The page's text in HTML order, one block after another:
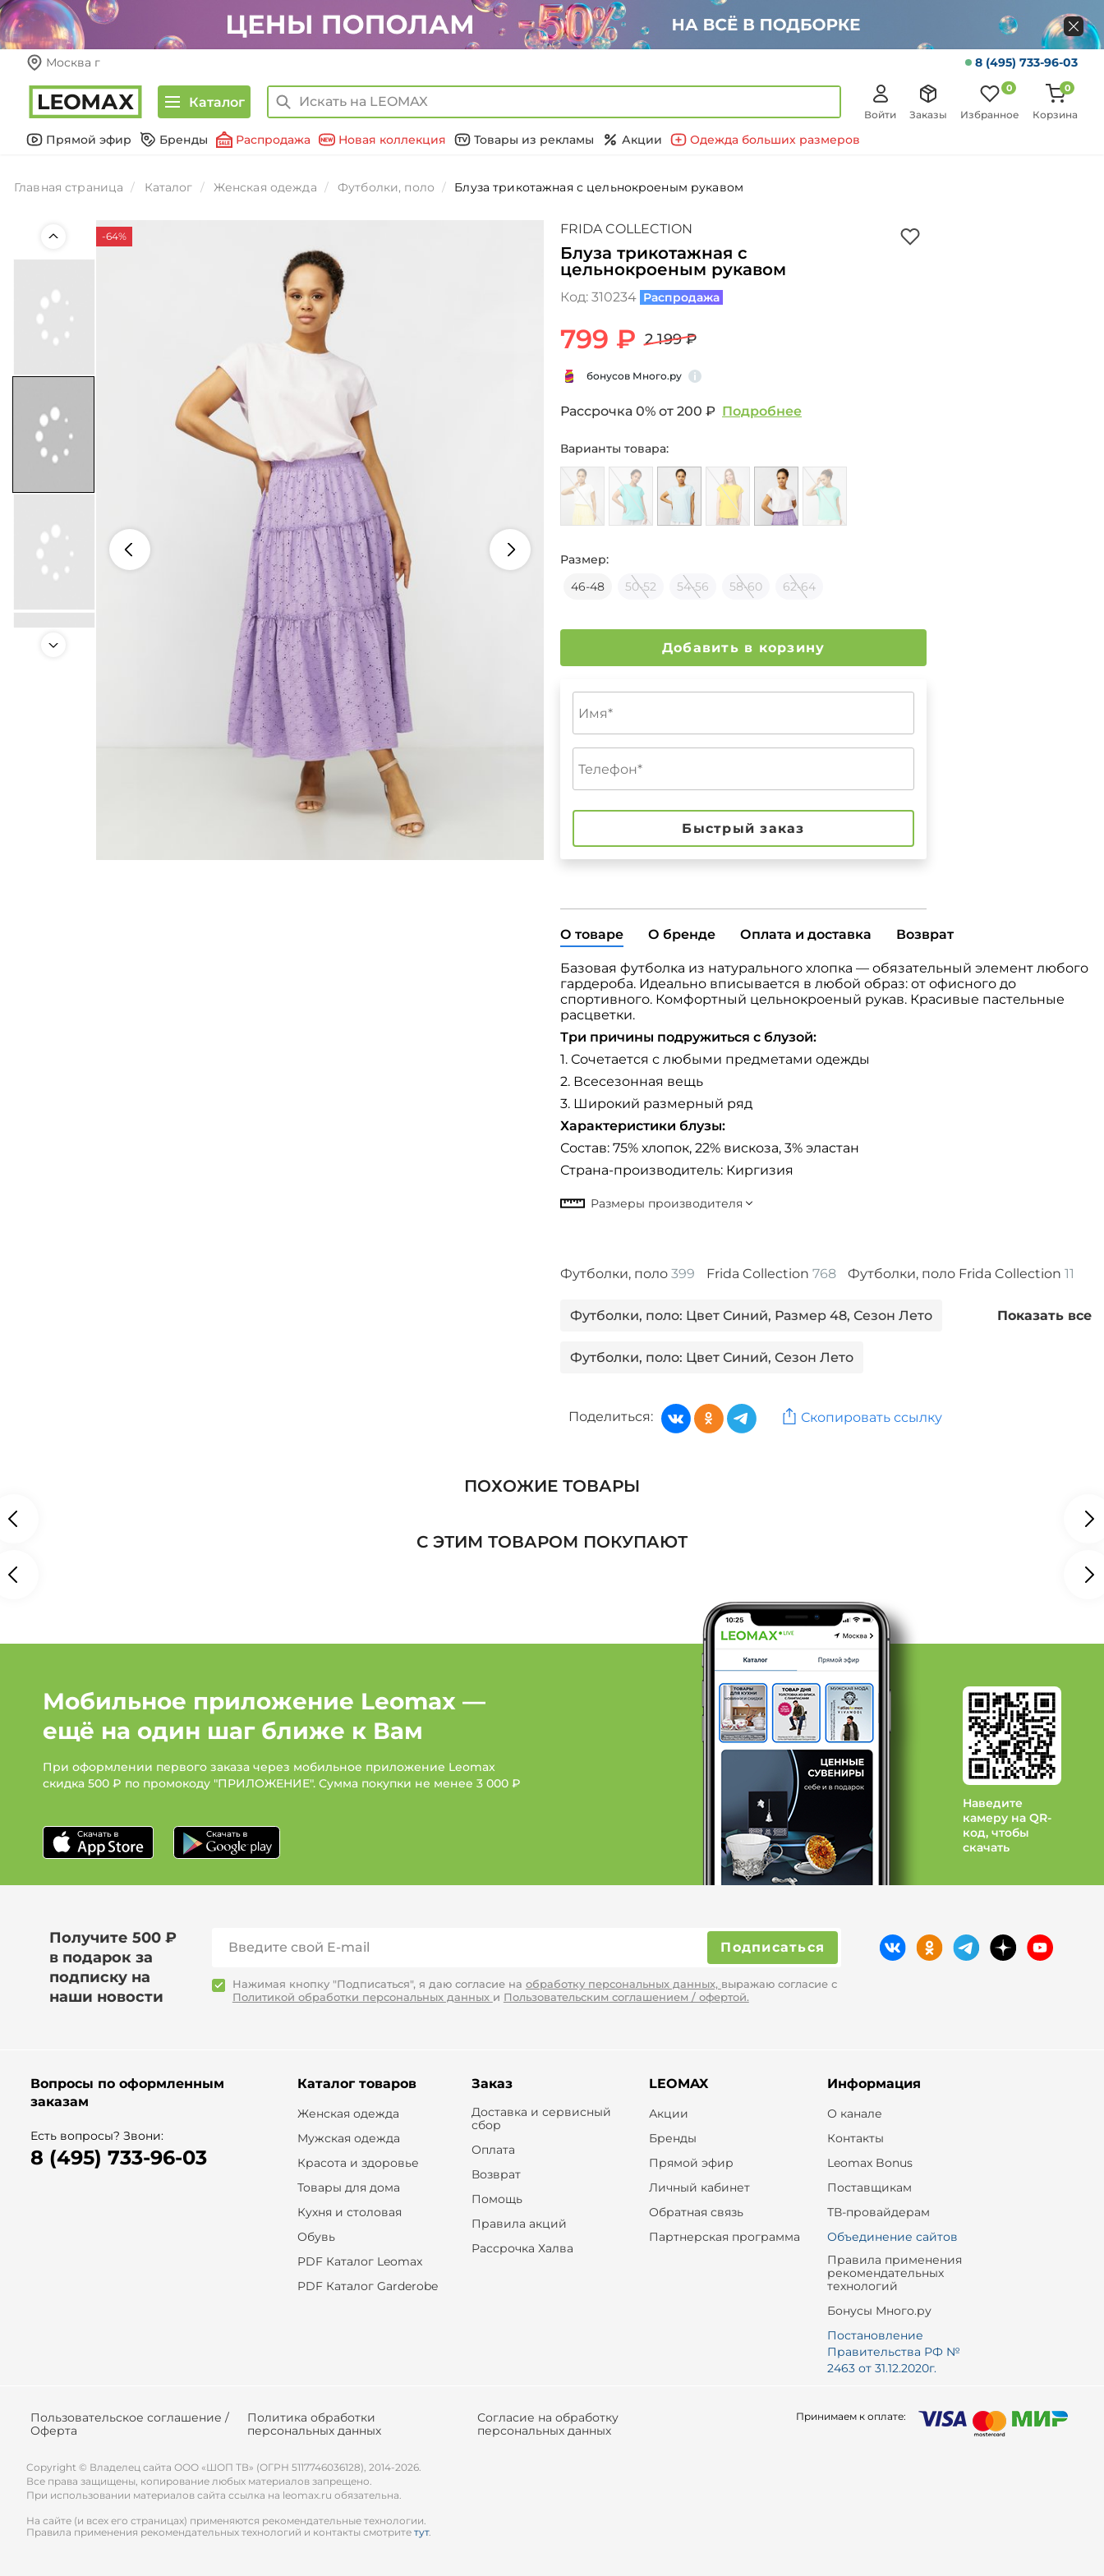
Москва г 8 (495) 733-96-03
Каталог
Войти Заказы Избранное
0
Корзина
0
Прямой эфир Бренды Распродажа Новая коллекция Товары из рекламы Акции Одежда больших размеров
Главная страница Каталог Женская одежда Футболки, поло Блуза трикотажная с цельнокроеным рукавом
-64% FRIDA COLLECTION
Блуза трикотажная с
цельнокроеным рукавом
Код: 310234 Распродажа
799 ₽ 2 199 ₽
бонусов Много.ру
Рассрочка 0% от 200 ₽ Подробнее
Варианты товара:
Размер:
46-48
50-52 54-56 58-60 62-64
Добавить в корзину
Быстрый заказ
О товаре О бренде Оплата и доставка Возврат
Базовая футболка из натурального хлопка — обязательный элемент любого
гардероба. Идеально вписывается в любой образ: от офисного до
спортивного. Комфортный цельнокроеный рукав. Красивые пастельные
расцветки.
Три причины подружиться с блузой:
1. Сочетается с любыми предметами одежды
2. Всесезонная вещь
3. Широкий размерный ряд
Характеристики блузы:
Состав: 75% хлопок, 22% вискоза, 3% эластан
Страна-производитель: Киргизия
Футболки, поло 399 Frida Collection 768 Футболки, поло Frida Collection 11
Футболки, поло: Цвет Синий, Размер 48, Сезон Лето
Футболки, поло: Цвет Синий, Сезон Лето
Футболки, поло: Цвет Голубой, Размер 50
Женская одежда: Бренд Olesya Home
Женская одежда: Бренд Cleo
Женская одежда: Бренд Лепесток
Показать все
Поделиться: Скопировать ссылку
ПОХОЖИЕ ТОВАРЫ
С ЭТИМ ТОВАРОМ ПОКУПАЮТ
Мобильное приложение Leomax —
ещё на один шаг ближе к Вам
При оформлении первого заказа через мобильное приложение Leomax
скидка 500 ₽ по промокоду "ПРИЛОЖЕНИЕ". Сумма покупки не менее 3 000 ₽
Наведите
камеру на QR-
код, чтобы
скачать
Получите 500 ₽
в подарок за
подписку на
наши новости
Подписаться
Нажимая кнопку "Подписаться", я даю согласие на обработку персональных данных, выражаю согласие с
Политикой обработки персональных данных и Пользовательским соглашением / офертой.
Вопросы по оформленным
заказам
Есть вопросы? Звони:
8 (495) 733-96-03
Каталог товаров
Женская одежда
Мужская одежда
Красота и здоровье
Товары для дома
Кухня и столовая
Обувь
PDF Каталог Leomax
PDF Каталог Garderobe
Заказ
Доставка и сервисный
сбор
Оплата
Возврат
Помощь
Правила акций
Рассрочка Халва
LEOMAX
Акции
Бренды
Прямой эфир
Личный кабинет
Обратная связь
Партнерская программа
Информация
О канале
Контакты
Leomax Bonus
Поставщикам
ТВ-провайдерам
Объединение сайтов
Правила применения
рекомендательных
технологий
Бонусы Много.ру
Постановление
Правительства РФ №
2463 от 31.12.2020г.
Пользовательское соглашение /
Оферта
Политика обработки
персональных данных
Согласие на обработку
персональных данных
Copyright © Владелец сайта ООО «ШОП ТВ» (ОГРН 5117746036128), 2014-2026.
Все права защищены, копирование любых материалов запрещено.
При использовании материалов сайта ссылка на leomax.ru обязательна.
На сайте (и всех его страницах) применяются рекомендательные технологии.
Правила применения рекомендательных технологий и контакты смотрите тут.
Принимаем к оплате: